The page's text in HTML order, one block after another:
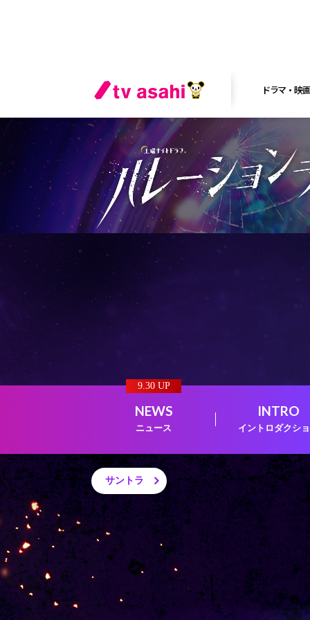
ドラマ・映画
NEWS
ニュース
9.30 UP
INTRO
イントロダクシ
サントラ